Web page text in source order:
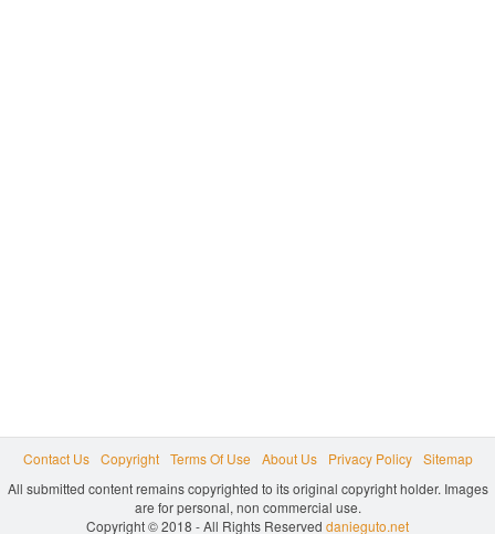
Contact Us Copyright Terms Of Use About Us Privacy Policy
Sitemap
All submitted content remains copyrighted to its original copyright holder. Images
are for personal, non commercial use.
Copyright © 2018 - All Rights Reserved danieguto.net